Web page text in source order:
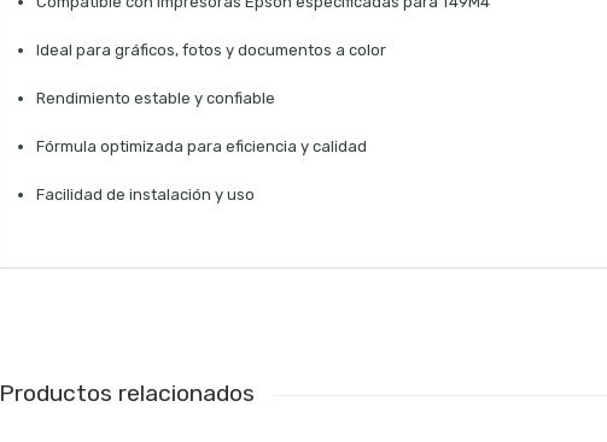
Ideal para gráficos, fotos y documentos a color
Rendimiento estable y confiable
Fórmula optimizada para eficiencia y calidad
Facilidad de instalación y uso
Productos relacionados